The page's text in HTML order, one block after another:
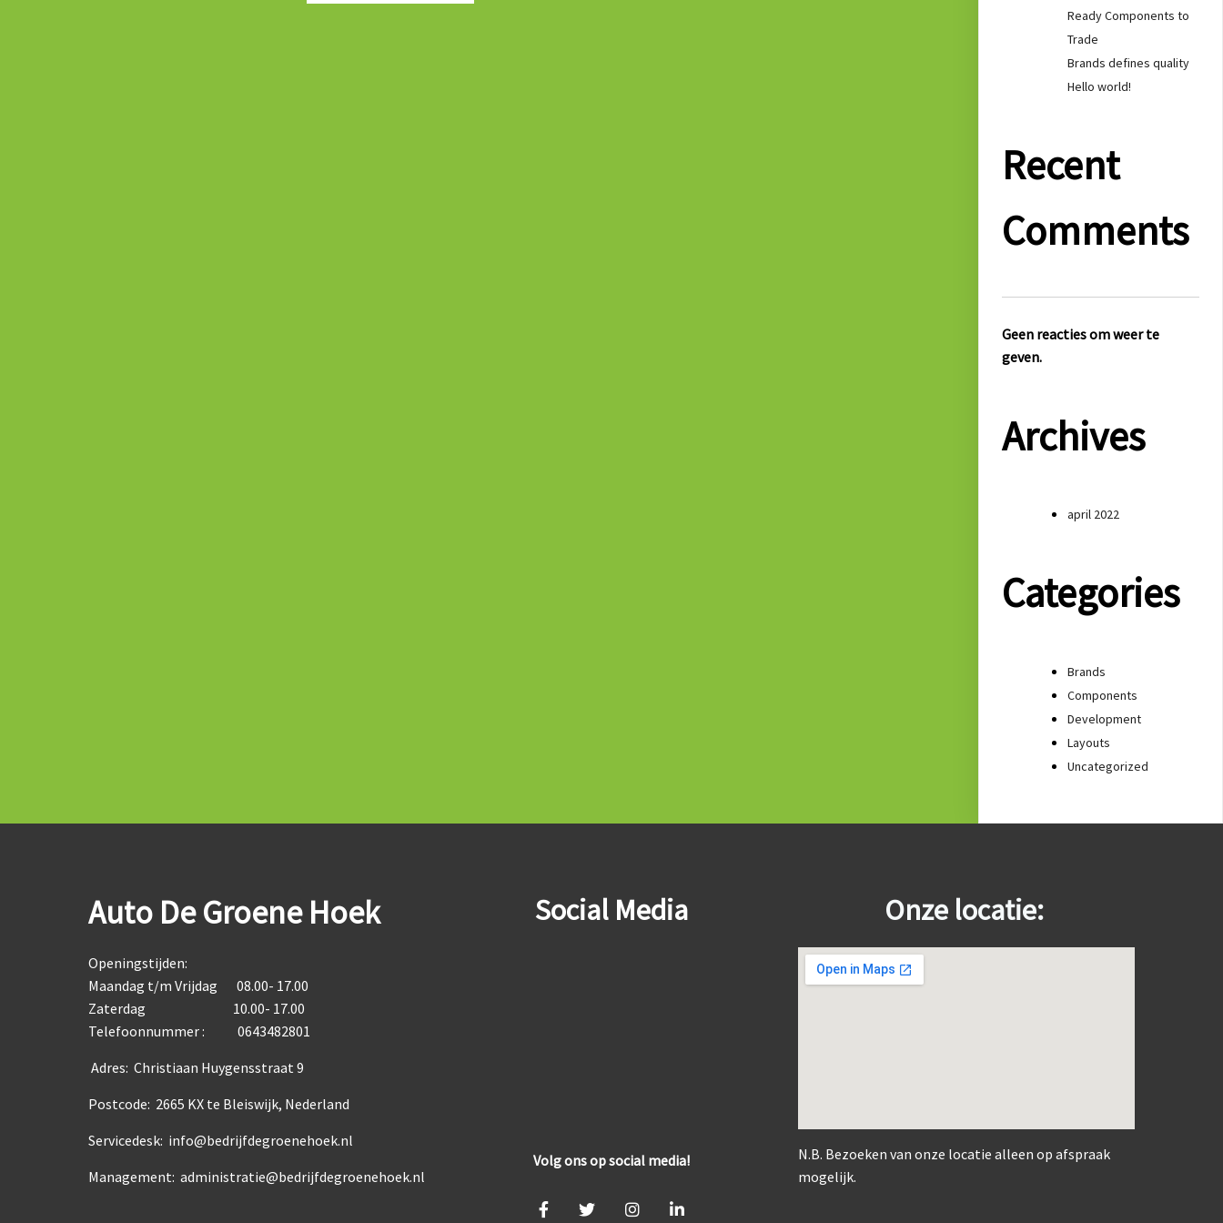
Ready Components to
Trade
Brands defines quality
Hello world!
Recent
Comments
Geen reacties om weer te
geven.
Archives
april 2022
Categories
Brands
Components
Development
Layouts
Uncategorized
Auto De Groene Hoek
Openingstijden:
Maandag t/m Vrijdag 08.00- 17.00
Zaterdag 10.00- 17.00
Telefoonnummer : 0643482801
Adres: Christiaan Huygensstraat 9
Postcode: 2665 KX te Bleiswijk, Nederland
Servicedesk: info@bedrijfdegroenehoek.nl
Management: administratie@bedrijfdegroenehoek.nl
Social Media
Volg ons op social media!
Onze locatie:
123 movies
N.B. Bezoeken van onze locatie alleen op afspraak
mogelijk.